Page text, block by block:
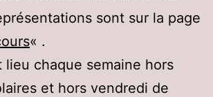
sont sur la page
« .
lieu chaque semaine hors
et hors vendredi de